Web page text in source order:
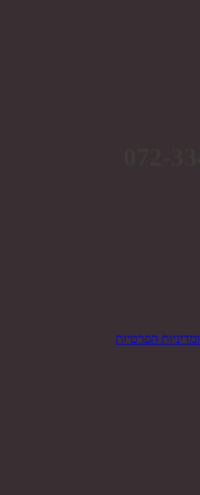
ומדיניות הפרטיות